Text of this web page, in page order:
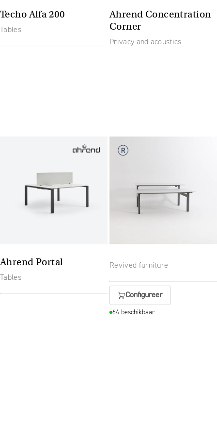
Techo Alfa 200
Tables
Ahrend Concentration
Corner
Privacy and acoustics
Ahrend Portal
Tables
Revived furniture
Configureer
64 beschikbaar